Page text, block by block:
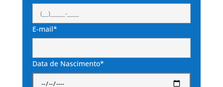
E-mail*
Data de Nascimento*